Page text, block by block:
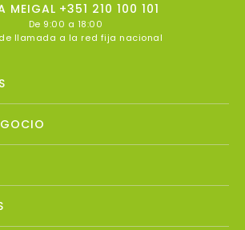
MEIGAL +351 210 100 101
De 9:00 a 18:00
llamada a la red fija nacional